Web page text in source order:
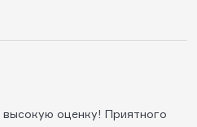
оценку! Приятного